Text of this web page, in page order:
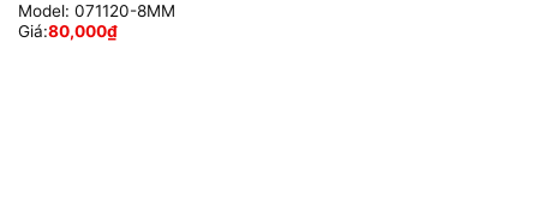
Model: 071120-8MM
Giá:80,000₫